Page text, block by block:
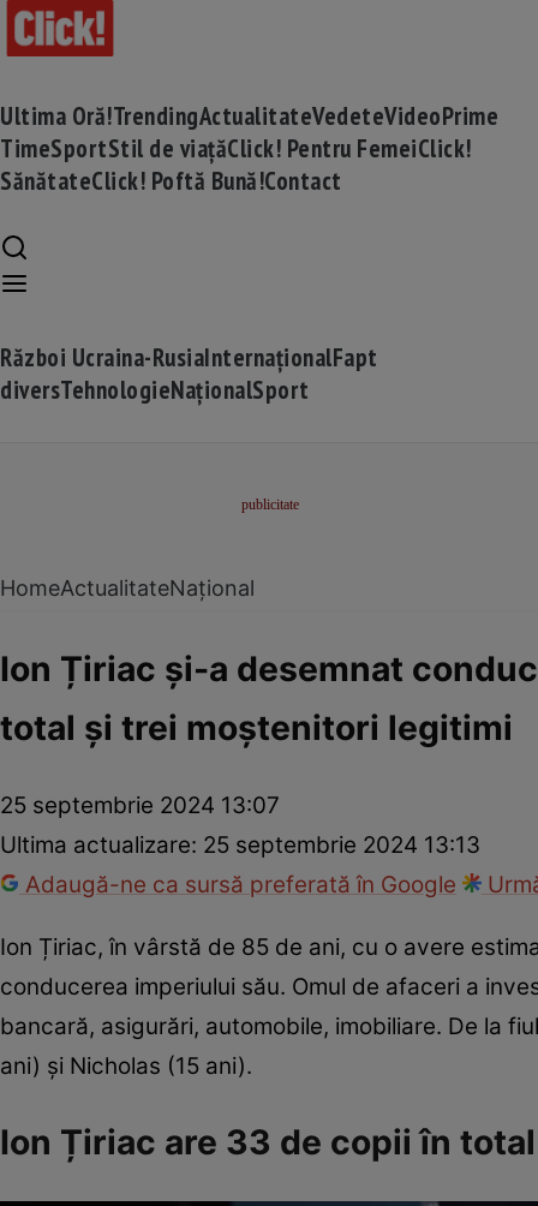
Ultima Oră!TrendingActualitateVedeteVideoPrime
TimeSportStil de viațăClick! Pentru FemeiClick!
SănătateClick! Poftă Bună!Contact
Război Ucraina-RusiaInternaționalFapt
diversTehnologieNaționalSport
HomeActualitateNațional
Ion Țiriac și-a desemnat
total și trei moștenitori legitimi
25 septembrie 2024 13:07
Ultima actualizare: 25 septembrie 2024 13:13
Adaugă-ne ca sursă preferată în Google
Ion Țiriac, în vârstă de 85 de ani, cu o avere
conducerea imperiului său. Omul de afaceri a
bancară, asigurări, automobile, imobiliare. De la
ani) și Nicholas (15 ani).
Ion Țiriac are 33 de copii în total